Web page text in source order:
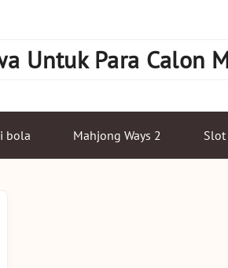
Untuk Para Calon
bola Mahjong Ways 2